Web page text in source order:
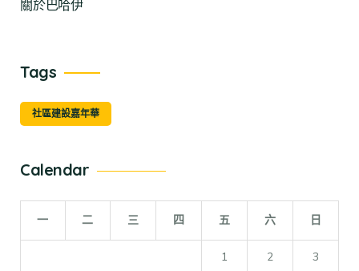
關於巴哈伊
Tags
社區建設嘉年華
Calendar
一 二 三 四 五 六 日
1 2 3